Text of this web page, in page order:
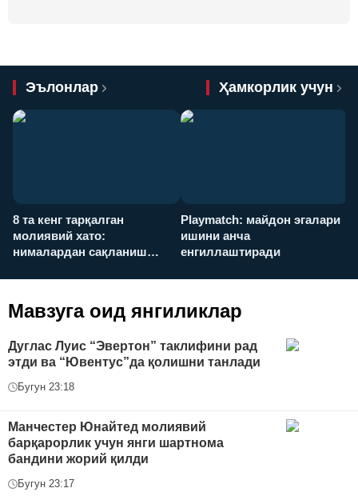
Эълонлар Ҳамкорлик учун
8 та кенг тарқалган
молиявий хато:
нималардан сақланиш
Playmatch: майдон эгалари
ишини анча
енгиллаштиради
Мавзуга оид янгиликлар
Дуглас Луис “Эвертон” таклифини рад
этди ва “Ювентус”да қолишни танлади
Бугун 23:18
Манчестер Юнайтед молиявий
барқарорлик учун янги шартнома
бандини жорий қилди
Бугун 23:17